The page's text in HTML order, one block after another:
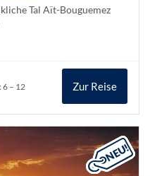
Tal Aït-Bouguemez
6 – 12 Zur Reise